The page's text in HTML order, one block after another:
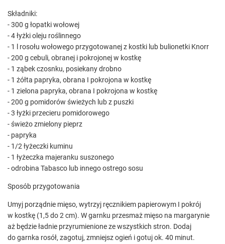
Składniki:
- 300 g łopatki wołowej
- 4 łyżki oleju roślinnego
- 1 l rosołu wołowego przygotowanej z kostki lub bulionetki Knorr
- 200 g cebuli, obranej i pokrojonej w kostkę
- 1 ząbek czosnku, posiekany drobno
- 1 żółta papryka, obrana I pokrojona w kostkę
- 1 zielona papryka, obrana I pokrojona w kostkę
- 200 g pomidorów świeżych lub z puszki
- 3 łyżki przecieru pomidorowego
- świeżo zmielony pieprz
- papryka
- 1/2 łyżeczki kuminu
- 1 łyżeczka majeranku suszonego
- odrobina Tabasco lub innego ostrego sosu
Sposób przygotowania
Umyj porządnie mięso, wytrzyj ręcznikiem papierowym I pokrój
w kostkę (1,5 do 2 cm). W garnku przesmaż mięso na margarynie
aż będzie ładnie przyrumienione ze wszystkich stron. Dodaj
do garnka rosół, zagotuj, zmniejsz ogień i gotuj ok. 40 minut.